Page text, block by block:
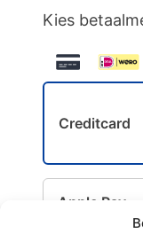
Kies
Creditcard
Apple Pay